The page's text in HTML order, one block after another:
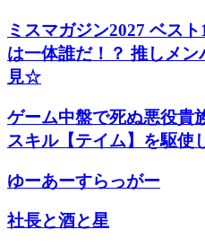
ミスマガジン2027 ベス
は一体誰だ！？ 推しメ
見☆
ゲーム中盤で死ぬ悪役貴
スキル【テイム】を駆使
ゆーあーすらっがー
社長と酒と星